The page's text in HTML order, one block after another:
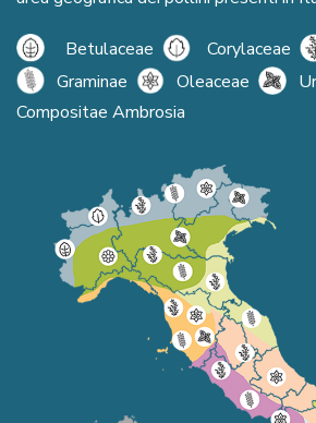
Betulaceae Corylaceae
Graminae
Oleaceae
Compositae Ambrosia